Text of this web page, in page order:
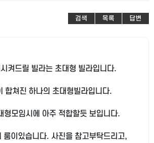
검색 목록 답변
켜드릴 빌라는 초대형 빌라입니다.
합쳐진 하나의 초대형빌라입니다.
형모임시에 아주 적합할듯 보입니다.
룸이있습니다. 사진을 참고부탁드리고,